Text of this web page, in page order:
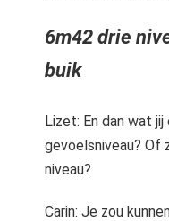
6m42 drie
buik
Lizet: En dan wat
gevoelsniveau? Of
niveau?
Carin: Je zou